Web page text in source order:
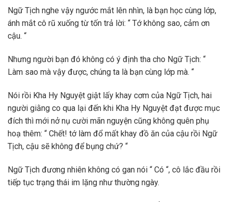
Ngữ Tịch nghe vậy ngước mắt lên nhìn, là bạn học cùng lớp,
ánh mắt cô rũ xuống từ tốn trả lời: “ Tớ không sao, cảm ơn
cậu. “
Nhưng người bạn đó không có ý định tha cho Ngữ Tịch: “
Làm sao mà vậy được, chúng ta là bạn cùng lớp mà. “
Nói rồi Kha Hy Nguyệt giật lấy khay cơm của Ngữ Tịch, hai
người giằng co qua lại đến khi Kha Hy Nguyệt đạt được mục
đích thì mới nở nụ cười mãn nguyện cũng không quên phụ
hoạ thêm: “ Chết! tớ làm đổ mất khay đồ ăn của cậu rồi Ngữ
Tịch, cậu sẽ không để bụng chứ? “
Ngữ Tịch đương nhiên không có gan nói “ Có “, cô lắc đầu rồi
tiếp tục trạng thái im lặng như thường ngày.